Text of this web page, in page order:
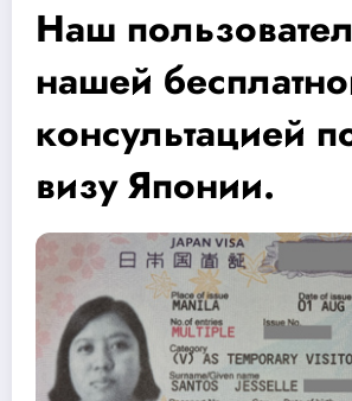
Наш
нашей
консультацией
визу Японии.